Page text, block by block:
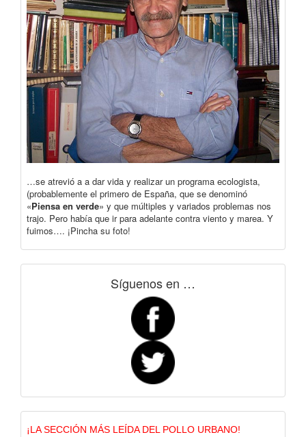
…se atrevió a a dar vida y realizar un programa ecologista,
(probablemente el primero de España, que se denominó
«Piensa en verde» y que múltiples y variados problemas nos
trajo. Pero había que ir para adelante contra viento y marea. Y
fuimos…. ¡Pincha su foto!
Síguenos en …
¡LA SECCIÓN MÁS LEÍDA DEL POLLO URBANO!